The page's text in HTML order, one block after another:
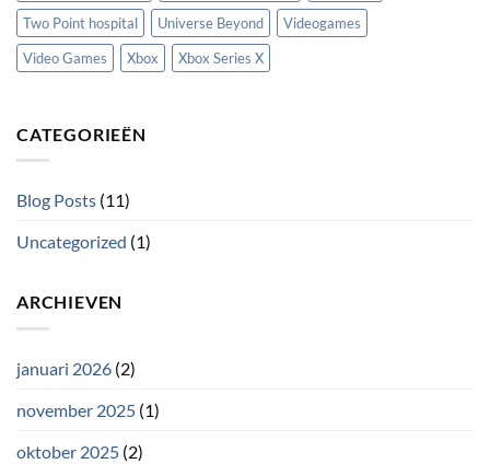
Two Point hospital Universe Beyond
Videogames
Video Games
Xbox Xbox Series X
CATEGORIEËN
Blog Posts (11)
Uncategorized (1)
ARCHIEVEN
januari 2026 (2)
november 2025 (1)
oktober 2025 (2)